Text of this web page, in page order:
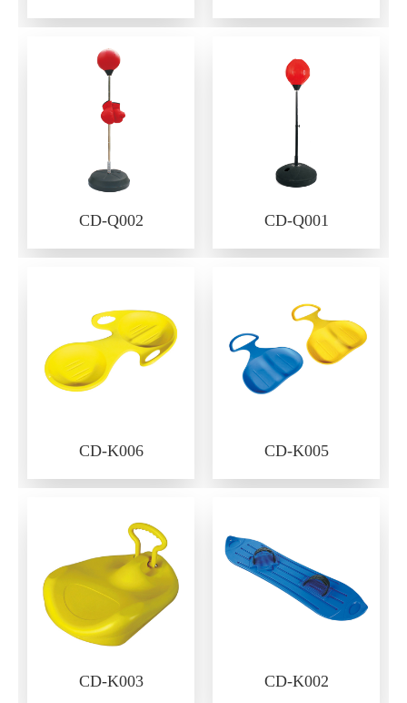
CD-Q002 CD-Q001
CD-K006 CD-K005
CD-K003 CD-K002